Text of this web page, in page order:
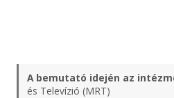
A bemutató idején az
és Televízió (MRT)